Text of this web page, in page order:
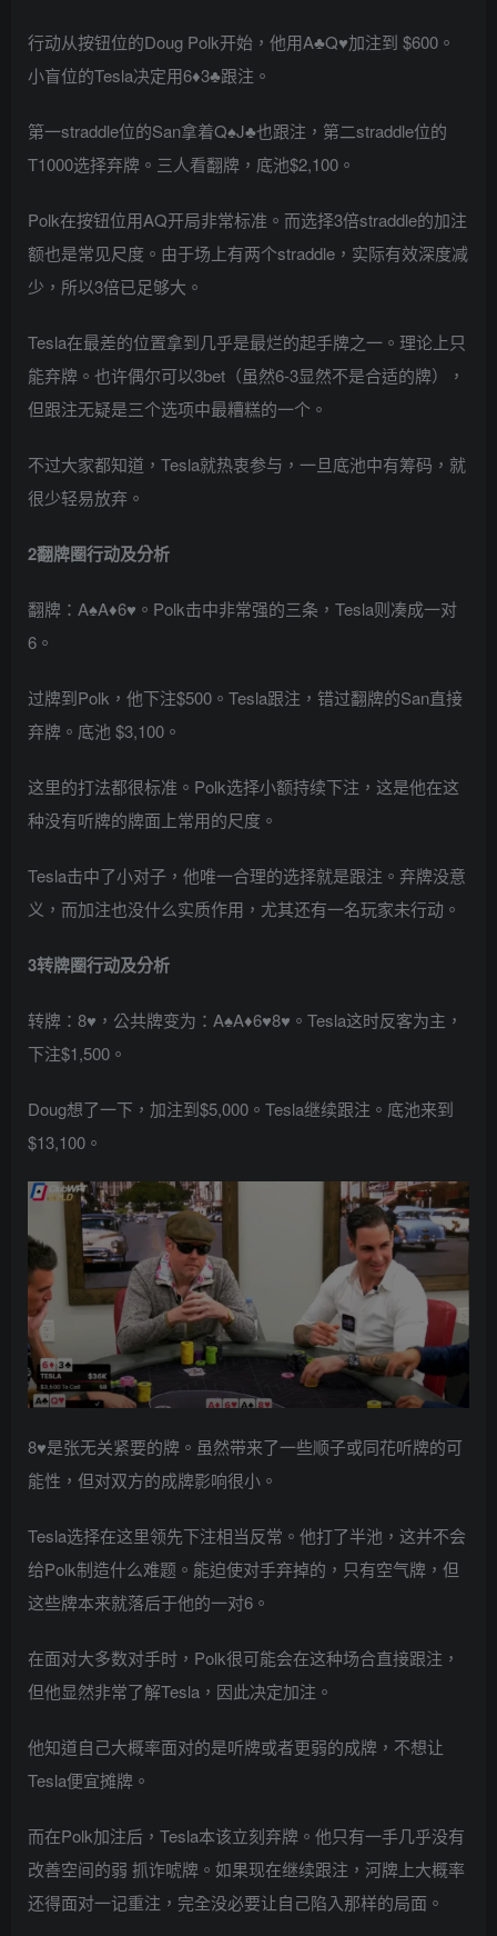
行动从按钮位的Doug Polk开始，他用A♣Q♥加注到 $600。
小盲位的Tesla决定用6♦3♣跟注。
第一straddle位的San拿着Q♠J♣也跟注，第二straddle位的
T1000选择弃牌。三人看翻牌，底池$2,100。
Polk在按钮位用AQ开局非常标准。而选择3倍straddle的加注
额也是常见尺度。由于场上有两个straddle，实际有效深度减
少，所以3倍已足够大。
Tesla在最差的位置拿到几乎是最烂的起手牌之一。理论上只
能弃牌。也许偶尔可以3bet（虽然6-3显然不是合适的牌），
但跟注无疑是三个选项中最糟糕的一个。
不过大家都知道，Tesla就热衷参与，一旦底池中有筹码，就
很少轻易放弃。
2翻牌圈行动及分析
翻牌：A♠A♦6♥。Polk击中非常强的三条，Tesla则凑成一对
6。
过牌到Polk，他下注$500。Tesla跟注，错过翻牌的San直接
弃牌。底池 $3,100。
这里的打法都很标准。Polk选择小额持续下注，这是他在这
种没有听牌的牌面上常用的尺度。
Tesla击中了小对子，他唯一合理的选择就是跟注。弃牌没意
义，而加注也没什么实质作用，尤其还有一名玩家未行动。
3转牌圈行动及分析
转牌：8♥，公共牌变为：A♠A♦6♥8♥。Tesla这时反客为主，
下注$1,500。
Doug想了一下，加注到$5,000。Tesla继续跟注。底池来到
$13,100。
8♥是张无关紧要的牌。虽然带来了一些顺子或同花听牌的可
能性，但对双方的成牌影响很小。
Tesla选择在这里领先下注相当反常。他打了半池，这并不会
给Polk制造什么难题。能迫使对手弃掉的，只有空气牌，但
这些牌本来就落后于他的一对6。
在面对大多数对手时，Polk很可能会在这种场合直接跟注，
但他显然非常了解Tesla，因此决定加注。
他知道自己大概率面对的是听牌或者更弱的成牌，不想让
Tesla便宜摊牌。
而在Polk加注后，Tesla本该立刻弃牌。他只有一手几乎没有
改善空间的弱 抓诈唬牌。如果现在继续跟注，河牌上大概率
还得面对一记重注，完全没必要让自己陷入那样的局面。